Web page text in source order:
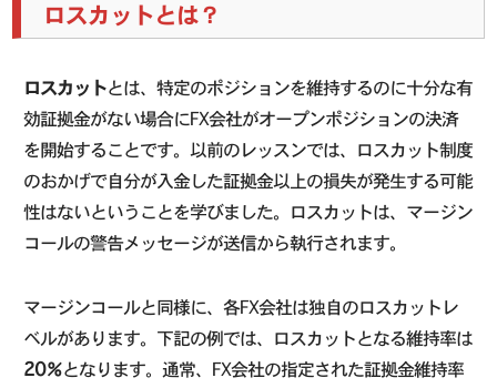
ロスカットとは？
ロスカットとは、特定のポジションを維持するのに十分な有
効証拠金がない場合にFX会社がオープンポジションの決済
を開始することです。以前のレッスンでは、ロスカット制度
のおかげで自分が入金した証拠金以上の損失が発生する可能
性はないということを学びました。ロスカットは、マージン
コールの警告メッセージが送信から執行されます。
マージンコールと同様に、各FX会社は独自のロスカットレ
ベルがあります。下記の例では、ロスカットとなる維持率は
20％となります。通常、FX会社の指定された証拠金維持率